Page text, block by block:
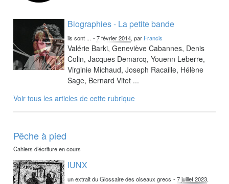
Biographies - La petite bande
ils sont ... -7 février 2014, par Francis
Valérie Barki, Geneviève Cabannes, Denis
Colin, Jacques Demarcq, Youenn Leberre,
Virginie Michaud, Joseph Racaille, Hélène
Sage, Bernard Vitet ...
Voir tous les articles de cette rubrique
Pêche à pied
Cahiers d’écriture en cours
IUNX
un extrait du Glossaire des oiseaux grecs -7 juillet 2023,